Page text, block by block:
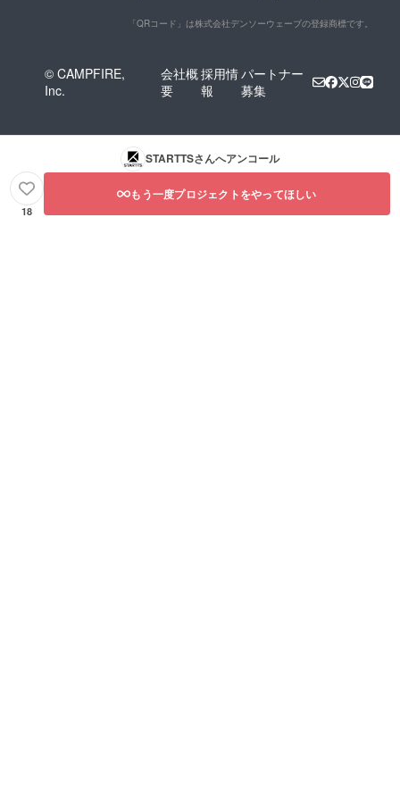
「QRコード」は株式会社デンソーウェーブの登録商標です。
© CAMPFIRE,
Inc.
会社概
要
採用情
報
パートナー
募集
STARTTSさんへアンコール
18
もう一度プロジェクトをやってほしい